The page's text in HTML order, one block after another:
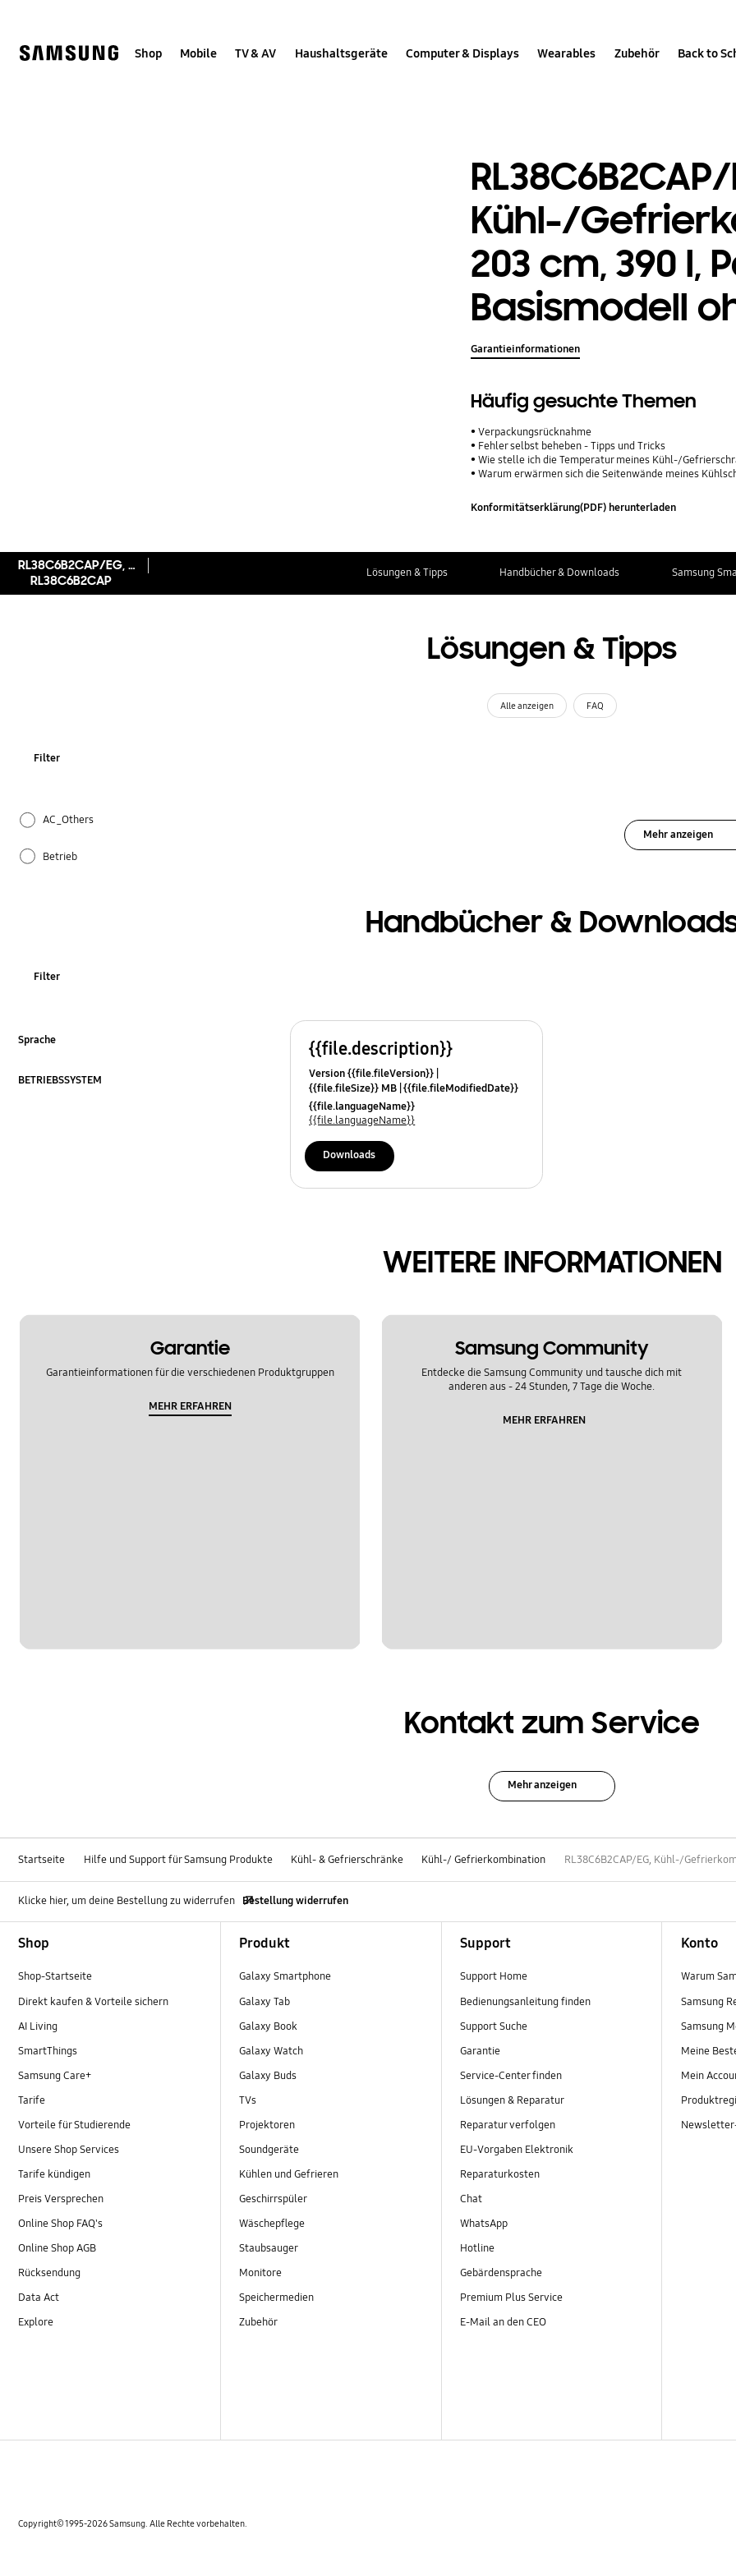
help
Shop Mobile TV & AV Haushaltsgeräte Computer & Displays Wearables Zubehör Back to
RL38C6B2CAP/
Kühl-/
203 cm, 390 l,
Basismodell
Garantieinformationen
Häufig gesuchte Themen
Verpackungsrücknahme
Fehler selbst beheben - Tipps und Tricks
Wie stelle ich die Temperatur meines Kühl-/
Warum erwärmen sich die Seitenwände meines
Konformitätserklärung(PDF) herunterladen
RL38C6B2CAP/EG, Kühl-/Gefrierkombination, 203 cm, 390 l, Panel Ready, Basismodell ohne Front **
RL38C6B2CAP
Lösungen & Tipps Handbücher & Downloads Samsung
Lösungen & Tipps
Alle anzeigen FAQ
Filter
AC_Others
Betrieb
Installation & Inbetriebnahme
Kühlung
Mehr anzeigen
Handbücher &
Filter
Sprache
BETRIEBSSYSTEM
{{file.description}}
Version {{file.fileVersion}}
{{file.fileSize}} MB {{file.fileModifiedDate}}
{{file.osNames}}
{{file.languageName}}
{{file.languageName}}
Downloads
WEITERE INFORMATIONEN
Garantie
Garantieinformationen für die verschiedenen Produktgruppen
MEHR ERFAHREN
Samsung Community
Entdecke die Samsung Community und tausche dich mit
anderen aus - 24 Stunden, 7 Tage die Woche.
MEHR ERFAHREN
Kontakt zum Service
Mehr anzeigen
Startseite Hilfe und Support für Samsung Produkte Kühl- & Gefrierschränke Kühl-/ Gefrierkombination RL38C6B2CAP/EG, Kühl-/
Klicke hier, um deine Bestellung zu widerrufen Bestellung widerrufen
Shop
Shop-Startseite
Direkt kaufen & Vorteile sichern
AI Living
SmartThings
Samsung Care+
Tarife
Vorteile für Studierende
Unsere Shop Services
Tarife kündigen
Preis Versprechen
Online Shop FAQ's
Online Shop AGB
Rücksendung
Data Act
Explore
Produkt
Galaxy Smartphone
Galaxy Tab
Galaxy Book
Galaxy Watch
Galaxy Buds
TVs
Projektoren
Soundgeräte
Kühlen und Gefrieren
Geschirrspüler
Wäschepflege
Staubsauger
Monitore
Speichermedien
Zubehör
Support
Support Home
Bedienungsanleitung finden
Support Suche
Garantie
Service-Center finden
Lösungen & Reparatur
Reparatur verfolgen
EU-Vorgaben Elektronik
Reparaturkosten
Chat
WhatsApp
Hotline
Gebärdensprache
Premium Plus Service
E-Mail an den CEO
Konto
Warum
Samsung
Samsung
Meine
Mein
Copyright© 1995-2026 Samsung. Alle Rechte vorbehalten.